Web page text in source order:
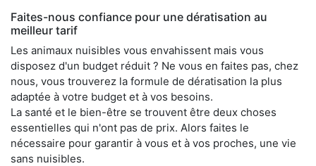
Faites-nous confiance pour une dératisation au
meilleur tarif
Les animaux nuisibles vous envahissent mais vous
disposez d'un budget réduit ? Ne vous en faites pas, chez
nous, vous trouverez la formule de dératisation la plus
adaptée à votre budget et à vos besoins.
La santé et le bien-être se trouvent être deux choses
essentielles qui n'ont pas de prix. Alors faites le
nécessaire pour garantir à vous et à vos proches, une vie
sans nuisibles.